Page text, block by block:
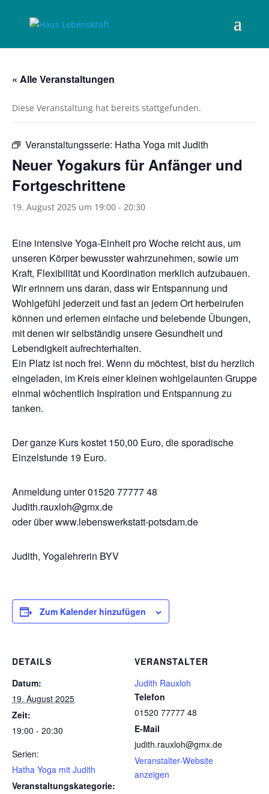
« Alle Veranstaltungen
Diese Veranstaltung hat bereits stattgefunden.
Veranstaltungsserie: Hatha Yoga mit Judith
Neuer Yogakurs für Anfänger und
Fortgeschrittene
19. August 2025 um 19:00 - 20:30
Eine intensive Yoga-Einheit pro Woche reicht aus, um
unseren Körper bewusster wahrzunehmen, sowie um
Kraft, Flexibilität und Koordination merklich aufzubauen.
Wir erinnern uns daran, dass wir Entspannung und
Wohlgefühl jederzeit und fast an jedem Ort herbeirufen
können und erlernen einfache und belebende Übungen,
mit denen wir selbständig unsere Gesundheit und
Lebendigkeit aufrechterhalten.
Ein Platz ist noch frei. Wenn du möchtest, bist du herzlich
eingeladen, im Kreis einer kleinen wohlgelaunten Gruppe
einmal wöchentlich Inspiration und Entspannung zu
tanken.
Der ganze Kurs kostet 150,00 Euro, die sporadische
Einzelstunde 19 Euro.
Anmeldung unter 01520 77777 48
Judith.rauxloh@gmx.de
oder über www.lebenswerkstatt-potsdam.de
Judith, Yogalehrerin BYV
Zum Kalender hinzufügen
DETAILS
Datum:
19. August 2025
Zeit:
19:00 - 20:30
Serien:
Hatha Yoga mit Judith
Veranstaltungskategorie:
VERANSTALTER
Judith Rauxloh
Telefon
01520 77777 48
E-Mail
judith.rauxloh@gmx.de
Veranstalter-Website
anzeigen